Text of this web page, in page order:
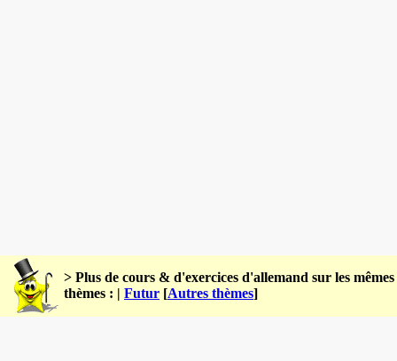
> Plus de cours & d'exercices d'allemand sur les mêmes
thèmes : | Futur [Autres thèmes]